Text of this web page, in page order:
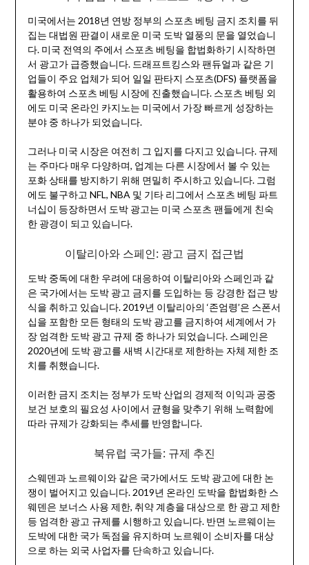
미국에서는 2018년 연방 정부의 스포츠 베팅 금지 조치를 뒤
집는 대법원 판결이 새로운 미국 도박 열풍의 문을 열었습니
다. 미국 전역의 주에서 스포츠 베팅을 합법화하기 시작하면
서 광고가 급증했습니다. 드래프트킹스와 팬듀얼과 같은 기
업들이 주요 업체가 되어 일일 판타지 스포츠(DFS) 플랫폼을
활용하여 스포츠 베팅 시장에 진출했습니다. 스포츠 베팅 외
에도 미국 온라인 카지노는 미국에서 가장 빠르게 성장하는
분야 중 하나가 되었습니다.
그러나 미국 시장은 여전히 그 입지를 다지고 있습니다. 규제
는 주마다 매우 다양하며, 업계는 다른 시장에서 볼 수 있는
포화 상태를 방지하기 위해 면밀히 주시하고 있습니다. 그럼
에도 불구하고 NFL, NBA 및 기타 리그에서 스포츠 베팅 파트
너십이 등장하면서 도박 광고는 미국 스포츠 팬들에게 친숙
한 광경이 되고 있습니다.
이탈리아와 스페인: 광고 금지 접근법
도박 중독에 대한 우려에 대응하여 이탈리아와 스페인과 같
은 국가에서는 도박 광고 금지를 도입하는 등 강경한 접근 방
식을 취하고 있습니다. 2019년 이탈리아의 ‘존엄령’은 스폰서
십을 포함한 모든 형태의 도박 광고를 금지하여 세계에서 가
장 엄격한 도박 광고 규제 중 하나가 되었습니다. 스페인은
2020년에 도박 광고를 새벽 시간대로 제한하는 자체 제한 조
치를 취했습니다.
이러한 금지 조치는 정부가 도박 산업의 경제적 이익과 공중
보건 보호의 필요성 사이에서 균형을 맞추기 위해 노력함에
따라 규제가 강화되는 추세를 반영합니다.
북유럽 국가들: 규제 추진
스웨덴과 노르웨이와 같은 국가에서도 도박 광고에 대한 논
쟁이 벌어지고 있습니다. 2019년 온라인 도박을 합법화한 스
웨덴은 보너스 사용 제한, 취약 계층을 대상으로 한 광고 제한
등 엄격한 광고 규제를 시행하고 있습니다. 반면 노르웨이는
도박에 대한 국가 독점을 유지하며 노르웨이 소비자를 대상
으로 하는 외국 사업자를 단속하고 있습니다.